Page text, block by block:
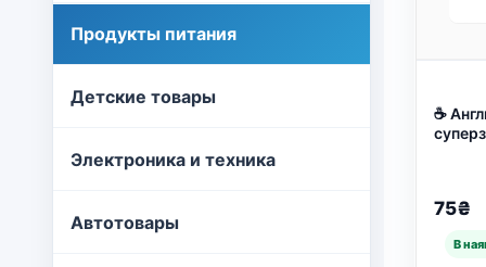
Продукты питания
Детские товары
Электроника и техника
Автотовары
☕
75₴